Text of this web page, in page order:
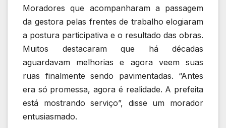
Moradores que acompanharam a passagem
da gestora pelas frentes de trabalho elogiaram
a postura participativa e o resultado das obras.
Muitos destacaram que há décadas
aguardavam melhorias e agora veem suas
ruas finalmente sendo pavimentadas. “Antes
era só promessa, agora é realidade. A prefeita
está mostrando serviço”, disse um morador
entusiasmado.